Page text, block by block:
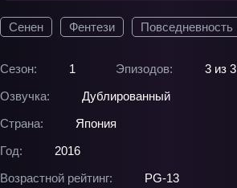
Сенен Фентези Повседневность
Сезон: 1 Эпизодов:
3 из 3
Озвучка:
Дублированный
Страна:
Япония
Год:
2016
Возрастной рейтинг:
PG-13